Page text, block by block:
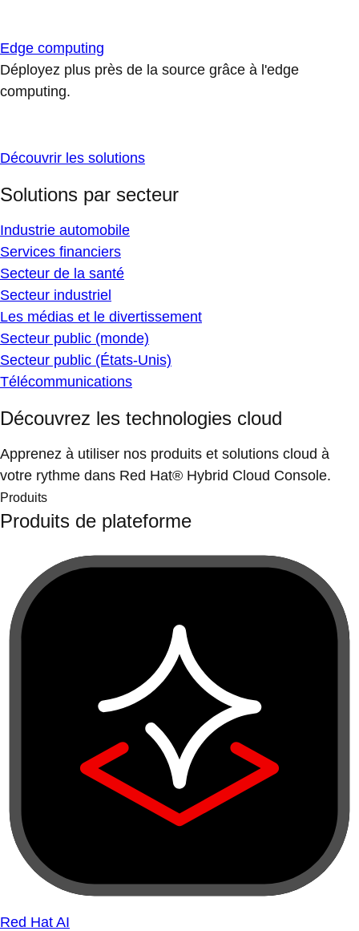
Edge computing
Déployez plus près de la source grâce à l'edge
computing.
Découvrir les solutions
Solutions par secteur
Industrie automobile
Services financiers
Secteur de la santé
Secteur industriel
Les médias et le divertissement
Secteur public (monde)
Secteur public (États-Unis)
Télécommunications
Découvrez les technologies cloud
Apprenez à utiliser nos produits et solutions cloud à
votre rythme dans Red Hat® Hybrid Cloud Console.
Produits
Produits de plateforme
Red Hat AI